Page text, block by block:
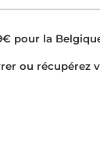
pour la
ou récupérez